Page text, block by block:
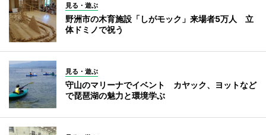
見る・遊ぶ
野洲市の木育施設「しがモック」来場者5万人 立
体ドミノで祝う
見る・遊ぶ
守山のマリーナでイベント カヤック、ヨットなど
で琵琶湖の魅力と環境学ぶ